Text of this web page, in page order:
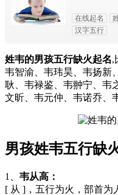
在线起名
汉字五行
姓韦的男孩五行缺火起名,
韦智渝、韦玮昊、韦扬新
耿、韦禄鉴、韦翀宁、韦
文昕、韦元仲、韦诺乔、
男孩姓韦五行缺
1、 韦从高：
[ 从 ]，五行为火，部首为